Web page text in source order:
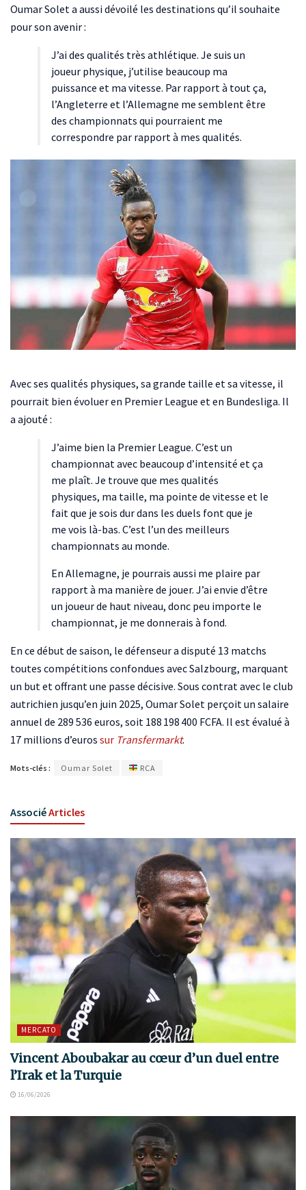
Oumar Solet a aussi dévoilé les destinations qu’il souhaite
pour son avenir :
J’ai des qualités très athlétique. Je suis un
joueur physique, j’utilise beaucoup ma
puissance et ma vitesse. Par rapport à tout ça,
l’Angleterre et l’Allemagne me semblent être
des championnats qui pourraient me
correspondre par rapport à mes qualités.
Avec ses qualités physiques, sa grande taille et sa vitesse, il
pourrait bien évoluer en Premier League et en Bundesliga. Il
a ajouté :
J’aime bien la Premier League. C’est un
championnat avec beaucoup d’intensité et ça
me plaît. Je trouve que mes qualités
physiques, ma taille, ma pointe de vitesse et le
fait que je sois dur dans les duels font que je
me vois là-bas. C’est l’un des meilleurs
championnats au monde.
En Allemagne, je pourrais aussi me plaire par
rapport à ma manière de jouer. J’ai envie d’être
un joueur de haut niveau, donc peu importe le
championnat, je me donnerais à fond.
En ce début de saison, le défenseur a disputé 13 matchs
toutes compétitions confondues avec Salzbourg, marquant
un but et offrant une passe décisive. Sous contrat avec le club
autrichien jusqu’en juin 2025, Oumar Solet perçoit un salaire
annuel de 289 536 euros, soit 188 198 400 FCFA. Il est évalué à
17 millions d’euros sur Transfermarkt.
Mots-clés : Oumar Solet RCA
AssociéArticles
MERCATO
Vincent Aboubakar au cœur d’un duel entre
l’Irak et la Turquie
16/06/2026